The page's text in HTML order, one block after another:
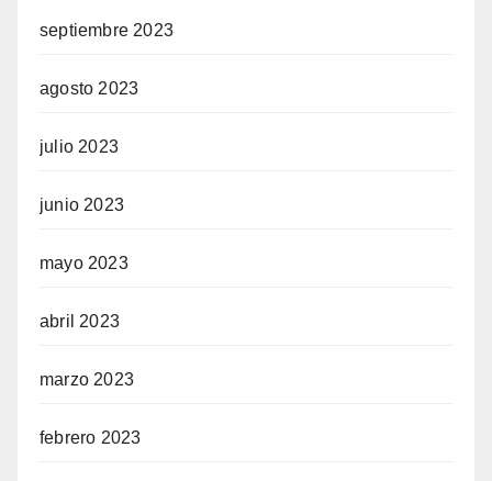
septiembre 2023
agosto 2023
julio 2023
junio 2023
mayo 2023
abril 2023
marzo 2023
febrero 2023